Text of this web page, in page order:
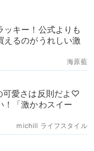
ッキー！公式よりも
るのがうれしい激
海原藍
可愛さは反則だよ♡
！「激かわスイー
michill ライフスタイル